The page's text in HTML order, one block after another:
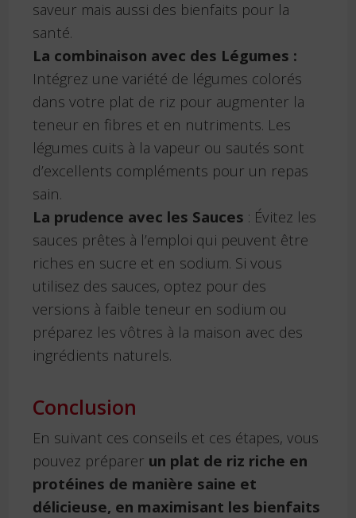
saveur mais aussi des bienfaits pour la
santé.
La combinaison avec des Légumes :
Intégrez une variété de légumes colorés
dans votre plat de riz pour augmenter la
teneur en fibres et en nutriments. Les
légumes cuits à la vapeur ou sautés sont
d’excellents compléments pour un repas
sain.
La prudence avec les Sauces : Évitez les
sauces prêtes à l’emploi qui peuvent être
riches en sucre et en sodium. Si vous
utilisez des sauces, optez pour des
versions à faible teneur en sodium ou
préparez les vôtres à la maison avec des
ingrédients naturels.
Conclusion
En suivant ces conseils et ces étapes, vous
pouvez préparer un plat de riz riche en
protéines de manière saine et
délicieuse, en maximisant les bienfaits